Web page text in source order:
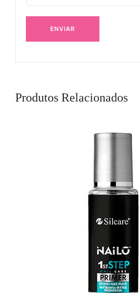
Produtos Relacionados